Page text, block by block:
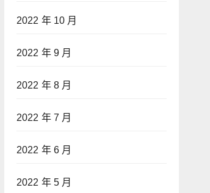
2022 年 10 月
2022 年 9 月
2022 年 8 月
2022 年 7 月
2022 年 6 月
2022 年 5 月